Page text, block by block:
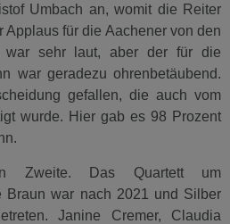
Umbach an, womit die Reiter
für die Aachener von den
war sehr laut, aber der für die
war geradezu ohrenbetäubend.
gefallen, die auch vom
wurde. Hier gab es 98 Prozent
Zweite. Das Quartett um
Braun war nach 2021 und Silber
Janine Cremer, Claudia